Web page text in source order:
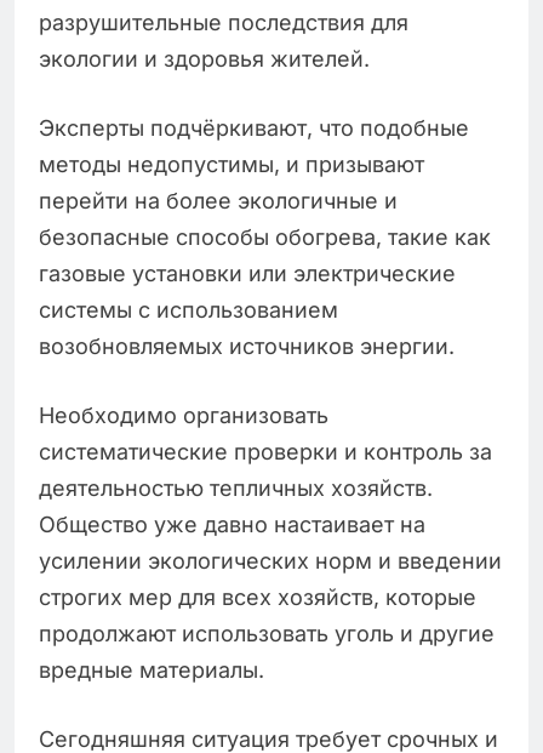
разрушительные последствия для
экологии и здоровья жителей.
Эксперты подчёркивают, что подобные
методы недопустимы, и призывают
перейти на более экологичные и
безопасные способы обогрева, такие как
газовые установки или электрические
системы с использованием
возобновляемых источников энергии.
Необходимо организовать
систематические проверки и контроль за
деятельностью тепличных хозяйств.
Общество уже давно настаивает на
усилении экологических норм и введении
строгих мер для всех хозяйств, которые
продолжают использовать уголь и другие
вредные материалы.
Сегодняшняя ситуация требует срочных и